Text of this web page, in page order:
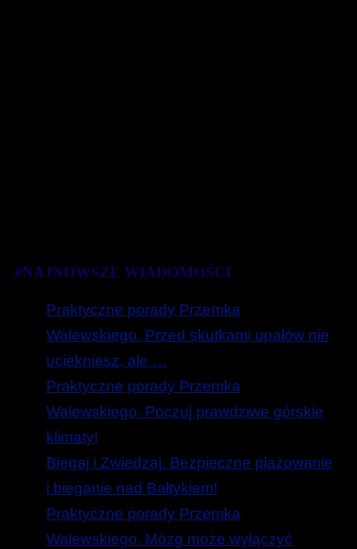
#NAJNOWSZE WIADOMOŚCI
Praktyczne porady Przemka
Walewskiego. Przed skutkami upałów nie
uciekniesz, ale …
Praktyczne porady Przemka
Walewskiego. Poczuj prawdziwe górskie
klimaty!
Biegaj i Zwiedzaj. Bezpieczne plażowanie
i bieganie nad Bałtykiem!
Praktyczne porady Przemka
Walewskiego. Mózg może wyłączyć